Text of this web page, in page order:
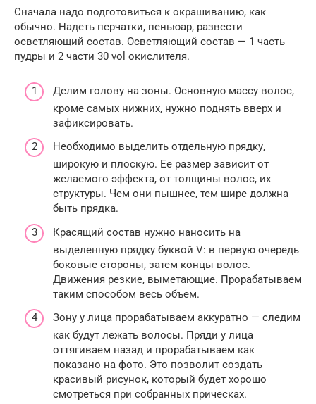
Сначала надо подготовиться к окрашиванию, как
обычно. Надеть перчатки, пеньюар, развести
осветляющий состав. Осветляющий состав — 1 часть
пудры и 2 части 30 vol окислителя.
Делим голову на зоны. Основную массу волос,
кроме самых нижних, нужно поднять вверх и
зафиксировать.
Необходимо выделить отдельную прядку,
широкую и плоскую. Ее размер зависит от
желаемого эффекта, от толщины волос, их
структуры. Чем они пышнее, тем шире должна
быть прядка.
Красящий состав нужно наносить на
выделенную прядку буквой V: в первую очередь
боковые стороны, затем концы волос.
Движения резкие, выметающие. Прорабатываем
таким способом весь объем.
Зону у лица прорабатываем аккуратно — следим
как будут лежать волосы. Пряди у лица
оттягиваем назад и прорабатываем как
показано на фото. Это позволит создать
красивый рисунок, который будет хорошо
смотреться при собранных прическах.